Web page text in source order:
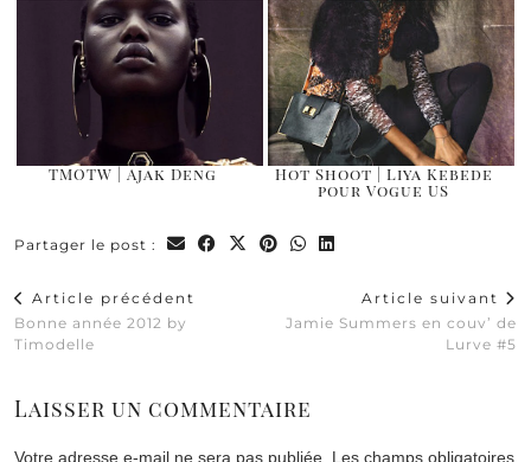
TMOTW | Ajak Deng
Hot Shoot | Liya Kebede
pour Vogue US
Partager le post :
Article précédent
Bonne année 2012 by
Timodelle
Article suivant
Jamie Summers en couv’ de
Lurve #5
Laisser un commentaire
Votre adresse e-mail ne sera pas publiée. Les champs obligatoires